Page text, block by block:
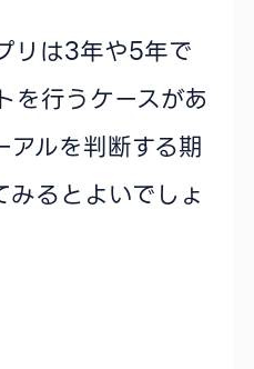
リは3年や5年で
を行うケースがあ
アルを判断する期
みるとよいでしょ